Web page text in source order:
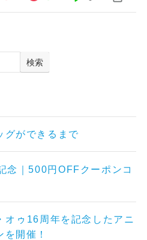
検索
グができるまで
念｜500円OFFクーポンコ
オゥ16周年を記念したアニ
開催！